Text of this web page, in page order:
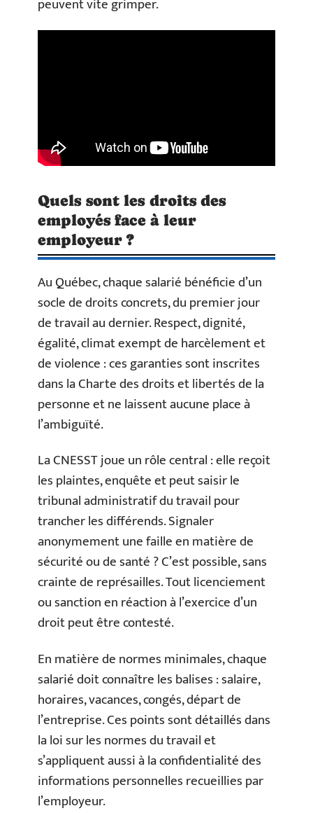
Quels sont les droits des
employés face à leur
employeur ?
Au Québec, chaque salarié bénéficie d’un
socle de droits concrets, du premier jour
de travail au dernier. Respect, dignité,
égalité, climat exempt de harcèlement et
de violence : ces garanties sont inscrites
dans la Charte des droits et libertés de la
personne et ne laissent aucune place à
l’ambiguïté.
La CNESST joue un rôle central : elle reçoit
les plaintes, enquête et peut saisir le
tribunal administratif du travail pour
trancher les différends. Signaler
anonymement une faille en matière de
sécurité ou de santé ? C’est possible, sans
crainte de représailles. Tout licenciement
ou sanction en réaction à l’exercice d’un
droit peut être contesté.
En matière de normes minimales, chaque
salarié doit connaître les balises : salaire,
horaires, vacances, congés, départ de
l’entreprise. Ces points sont détaillés dans
la loi sur les normes du travail et
s’appliquent aussi à la confidentialité des
informations personnelles recueillies par
l’employeur.